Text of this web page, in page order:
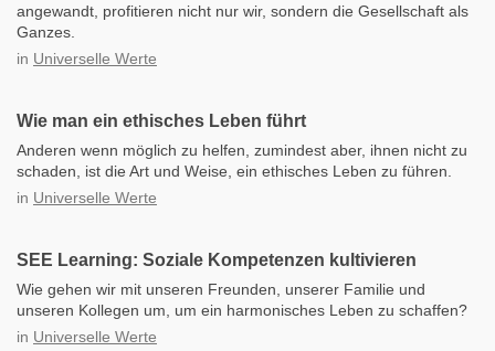
angewandt, profitieren nicht nur wir, sondern die Gesellschaft als
Ganzes.
in Universelle Werte
Wie man ein ethisches Leben führt
Anderen wenn möglich zu helfen, zumindest aber, ihnen nicht zu
schaden, ist die Art und Weise, ein ethisches Leben zu führen.
in Universelle Werte
SEE Learning: Soziale Kompetenzen kultivieren
Wie gehen wir mit unseren Freunden, unserer Familie und
unseren Kollegen um, um ein harmonisches Leben zu schaffen?
in Universelle Werte